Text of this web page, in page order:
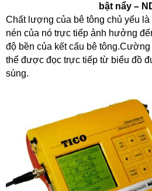
bật nẩy –
Chất lượng của bê tông chủ yếu
nén của nó trực tiếp ảnh hưởng
độ bền của kết cấu bê
thể được đọc trực tiếp từ biểu đồ
súng.